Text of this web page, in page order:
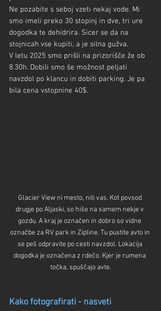
Ne pozabite s seboj vzeti nekaj vode. Mi
smo imeli preko 30 stopinj in dve, tri ure
dogodka te dehidrira. Sicer se da na
stojnicah vse kupiti, a je silna gužva.
V letu 2025 smo prišli na prizorišče že ob
8.30h. Dobili smo še možnost peljati
navzdol po klancu in dobiti parking. Je pa
bila cena vstopnine 40$.
Glacier View ni mesto, niti vas. Kot povsod
drugje po Aljaski, so hiše na samem nekje v
gozdu. A kraj je označen in dobro so vidne
označbe za RV park in Zipline. Tu pustite avto in
se peš odpravite po cesti navzdol. Lokacija
dogodka je označena z rdečo. Kjer je rumena
točka, spuščajo avte.
Kako fotografirati - nasveti